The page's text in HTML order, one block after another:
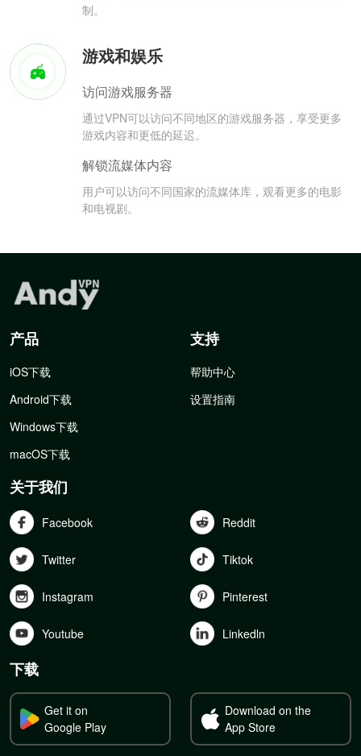
制。
游戏和娱乐
访问游戏服务器
通过VPN可以访问不同地区的游戏服务器，享受更多
游戏内容和更低的延迟。
解锁流媒体内容
用户可以访问不同国家的流媒体库，观看更多的电影
和电视剧。
产品
iOS下载
Android下载
Windows下载
macOS下载
支持
帮助中心
设置指南
关于我们
Facebook Reddit
Twitter Tiktok
Instagram Pinterest
Youtube Linkedln
下载
Get it on
Google Play
Download on the
App Store